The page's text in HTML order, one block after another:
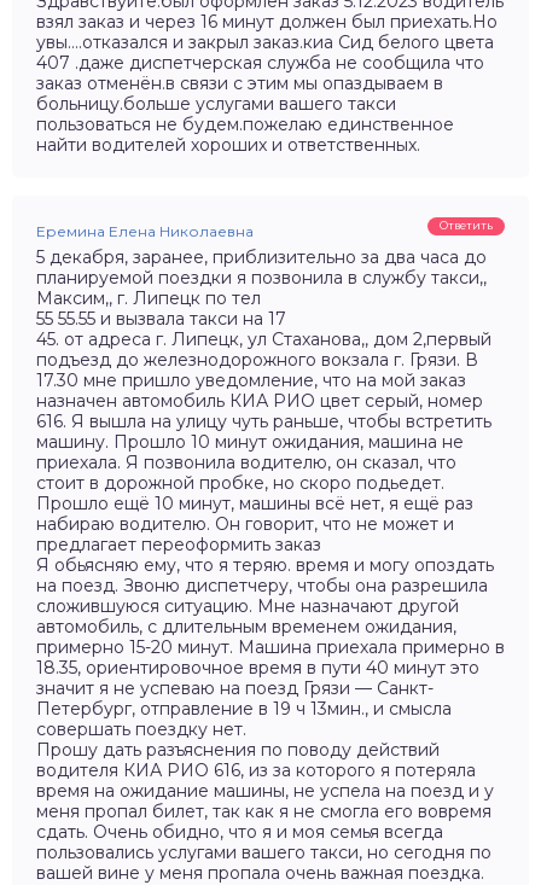
взял заказ и через 16 минут должен был приехать.Но
увы….отказался и закрыл заказ.киа Сид белого цвета
407 .даже диспетчерская служба не сообщила что
заказ отменён.в связи с этим мы опаздываем в
больницу.больше услугами вашего такси
пользоваться не будем.пожелаю единственное
найти водителей хороших и ответственных.
Еремина Елена Николаевна Ответить
5 декабря, заранее, приблизительно за два часа до
планируемой поездки я позвонила в службу такси,,
Максим,, г. Липецк по тел
55 55.55 и вызвала такси на 17
45. от адреса г. Липецк, ул Стаханова,, дом 2,первый
подъезд до железнодорожного вокзала г. Грязи. В
17.30 мне пришло уведомление, что на мой заказ
назначен автомобиль КИА РИО цвет серый, номер
616. Я вышла на улицу чуть раньше, чтобы встретить
машину. Прошло 10 минут ожидания, машина не
приехала. Я позвонила водителю, он сказал, что
стоит в дорожной пробке, но скоро подьедет.
Прошло ещё 10 минут, машины всё нет, я ещё раз
набираю водителю. Он говорит, что не может и
предлагает переоформить заказ
Я обьясняю ему, что я теряю. время и могу опоздать
на поезд. Звоню диспетчеру, чтобы она разрешила
сложившуюся ситуацию. Мне назначают другой
автомобиль, с длительным временем ожидания,
примерно 15-20 минут. Машина приехала примерно в
18.35, ориентировочное время в пути 40 минут это
значит я не успеваю на поезд Грязи — Санкт-
Петербург, отправление в 19 ч 13мин., и смысла
совершать поездку нет.
Прошу дать разъяснения по поводу действий
водителя КИА РИО 616, из за которого я потеряла
время на ожидание машины, не успела на поезд и у
меня пропал билет, так как я не смогла его вовремя
сдать. Очень обидно, что я и моя семья всегда
пользовались услугами вашего такси, но сегодня по
вашей вине у меня пропала очень важная поездка.